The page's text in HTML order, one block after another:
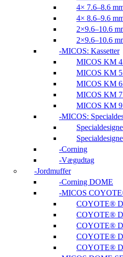
4× 7.6–8.6
4× 8.6–9.6
2×9.6–10.6
2×9.6–10.6
MICOS: Kassetter
MICOS KM 4
MICOS KM 5
MICOS KM 6
MICOS KM 7
MICOS KM 9
MICOS:
Corning
Vægudtag
Jordmuffer
Corning DOME
MICOS
COYOTE®
COYOTE®
COYOTE®
COYOTE®
COYOTE®